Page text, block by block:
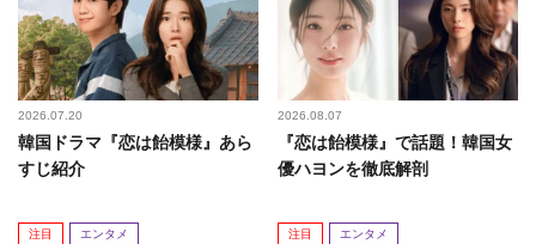
2026.07.20
韓国ドラマ『恋は飴模様』あら
すじ紹介
注目 エンタメ
2026.08.07
『恋は飴模様』で話題！韓国女
優ハヨンを徹底解剖
注目 エンタメ